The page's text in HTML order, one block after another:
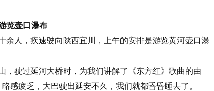
览壶口瀑布
余人，疾速驶向陕西宜川，上午的安排是游览黄河壶口瀑
，驶过延河大桥时，为我们讲解了《东方红》歌曲的由
感疲乏，大巴驶出延安不久，我们就都昏昏睡去了。